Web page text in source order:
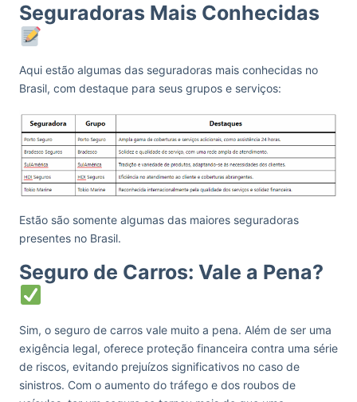
Seguradoras Mais Conhecidas
Aqui estão algumas das seguradoras mais conhecidas no
Brasil, com destaque para seus grupos e serviços:
Estão são somente algumas das maiores seguradoras
presentes no Brasil.
Seguro de Carros: Vale a Pena?
Sim, o seguro de carros vale muito a pena. Além de ser uma
exigência legal, oferece proteção financeira contra uma série
de riscos, evitando prejuízos significativos no caso de
sinistros. Com o aumento do tráfego e dos roubos de